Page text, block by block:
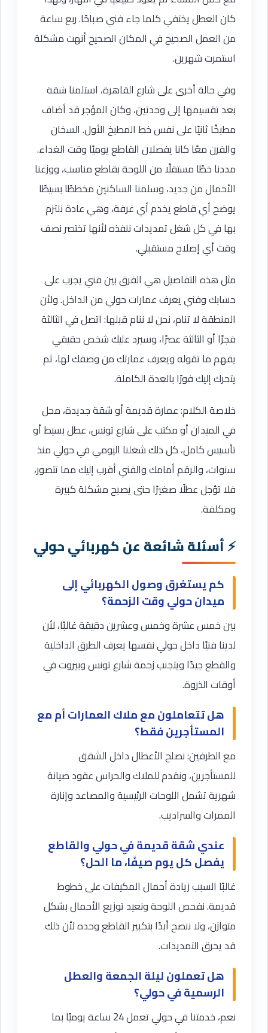
كان العطل يختفي كلما جاء فني صباحًا. ربع ساعة
من العمل الصحيح في المكان الصحيح أنهت مشكلة
استمرت شهرين.
وفي حالة أخرى على شارع القاهرة، استلمنا شقة
بعد تقسيمها إلى وحدتين، وكان المؤجر قد أضاف
مطبخًا ثانيًا على نفس خط المطبخ الأول. السخان
والفرن معًا كانا يفصلان القاطع يوميًا وقت الغداء.
مددنا خطًا مستقلًا من اللوحة بقاطع مناسب، ووزعنا
الأحمال من جديد، وسلمنا الساكنين مخططًا بسيطًا
يوضح أي قاطع يخدم أي غرفة، وهي عادة نلتزم
بها في كل شغل تمديدات ننفذه لأنها تختصر نصف
وقت أي إصلاح مستقبلي.
مثل هذه التفاصيل هي الفرق بين فني يجرب على
حسابك وفني يعرف عمارات حولي من الداخل. ولأن
المنطقة لا تنام، نحن لا ننام قبلها: اتصل في الثالثة
فجرًا أو الثالثة عصرًا، وسيرد عليك شخص حقيقي
يفهم ما تقوله ويعرف عمارتك من وصفك لها، ثم
يتحرك إليك فورًا بالعدة الكاملة.
خلاصة الكلام: عمارة قديمة أو شقة جديدة، محل
في الميدان أو مكتب على شارع تونس، عطل بسيط أو
تأسيس كامل، كل ذلك شغلنا اليومي في حولي منذ
سنوات، والرقم أمامك والفني أقرب إليك مما تتصور،
فلا تؤجل عطلًا صغيرًا حتى يصبح مشكلة كبيرة
ومكلفة.
أسئلة شائعة عن كهربائي حولي
كم يستغرق وصول الكهربائي إلى
ميدان حولي وقت الزحمة؟
بين خمس عشرة وخمس وعشرين دقيقة غالبًا، لأن
لدينا فنيًا داخل حولي نفسها يعرف الطرق الداخلية
والقطع جيدًا ويتجنب زحمة شارع تونس وبيروت في
أوقات الذروة.
هل تتعاملون مع ملاك العمارات أم مع
المستأجرين فقط؟
مع الطرفين: نصلح الأعطال داخل الشقق
للمستأجرين، ونقدم للملاك والحراس عقود صيانة
شهرية تشمل اللوحات الرئيسية والمصاعد وإنارة
الممرات والسراديب.
عندي شقة قديمة في حولي والقاطع
يفصل كل يوم صيفًا، ما الحل؟
غالبًا السبب زيادة أحمال المكيفات على خطوط
قديمة. نفحص اللوحة ونعيد توزيع الأحمال بشكل
متوازن، ولا ننصح أبدًا بتكبير القاطع وحده لأن ذلك
قد يحرق التمديدات.
هل تعملون ليلة الجمعة والعطل
الرسمية في حولي؟
نعم، خدمتنا في حولي تعمل 24 ساعة يوميًا بما